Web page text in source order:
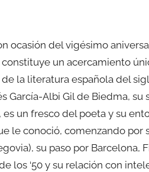
ocasión del vigésimo
un acercamiento
la literatura española del
García-Albi Gil de Biedma, su
es un fresco del poeta y su
le conoció, comenzando por
su paso por Barcelona,
los ‘50 y su relación con